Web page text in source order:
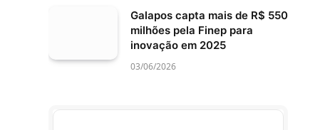
Galapos capta mais de R$ 550
milhões pela Finep para
inovação em 2025
03/06/2026